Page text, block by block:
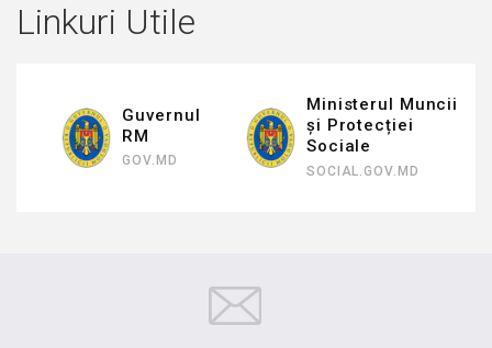
Linkuri Utile
Guvernul
RM
GOV.MD
Ministerul Muncii
și Protecției
Sociale
SOCIAL.GOV.MD